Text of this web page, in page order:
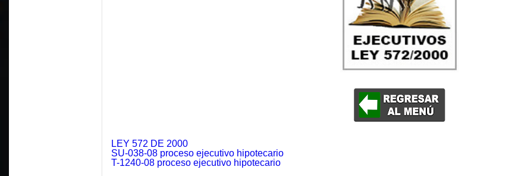
LEY 572 DE 2000
SU-038-08 proceso ejecutivo hipotecario
T-1240-08 proceso ejecutivo hipotecario